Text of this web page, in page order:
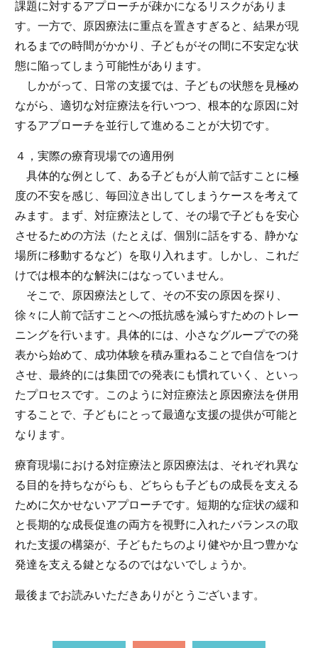
課題に対するアプローチが疎かになるリスクがありま
す。一方で、原因療法に重点を置きすぎると、結果が現
れるまでの時間がかかり、子どもがその間に不安定な状
態に陥ってしまう可能性があります。
しかがって、日常の支援では、子どもの状態を見極め
ながら、適切な対症療法を行いつつ、根本的な原因に対
するアプローチを並行して進めることが大切です。
４，実際の療育現場での適用例
具体的な例として、ある子どもが人前で話すことに極
度の不安を感じ、毎回泣き出してしまうケースを考えて
みます。まず、対症療法として、その場で子どもを安心
させるための方法（たとえば、個別に話をする、静かな
場所に移動するなど）を取り入れます。しかし、これだ
けでは根本的な解決にはなっていません。
そこで、原因療法として、その不安の原因を探り、
徐々に人前で話すことへの抵抗感を減らすためのトレー
ニングを行います。具体的には、小さなグループでの発
表から始めて、成功体験を積み重ねることで自信をつけ
させ、最終的には集団での発表にも慣れていく、といっ
たプロセスです。このように対症療法と原因療法を併用
することで、子どもにとって最適な支援の提供が可能と
なります。
療育現場における対症療法と原因療法は、それぞれ異な
る目的を持ちながらも、どちらも子どもの成長を支える
ために欠かせないアプローチです。短期的な症状の緩和
と長期的な成長促進の両方を視野に入れたバランスの取
れた支援の構築が、子どもたちのより健やか且つ豊かな
発達を支える鍵となるのではないでしょうか。
最後までお読みいただきありがとうございます。